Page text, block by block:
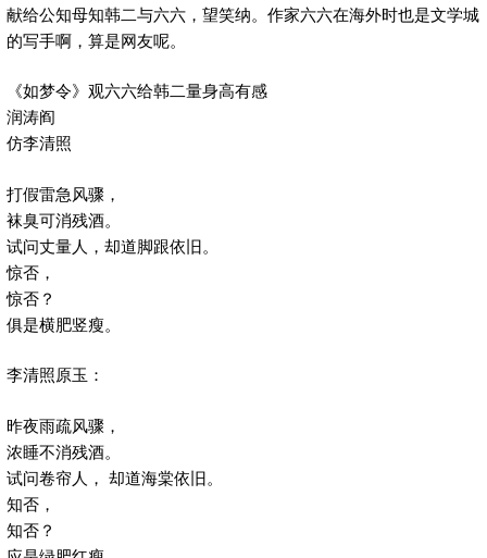
献给公知母知韩二与六六，望笑纳。作家六六在海外时也是文学城
的写手啊，算是网友呢。
《如梦令》观六六给韩二量身高有感
润涛阎
仿李清照
打假雷急风骤，
袜臭可消残酒。
试问丈量人，却道脚跟依旧。
惊否，
惊否？
俱是横肥竖瘦。
李清照原玉：
昨夜雨疏风骤，
浓睡不消残酒。
试问卷帘人， 却道海棠依旧。
知否，
知否？